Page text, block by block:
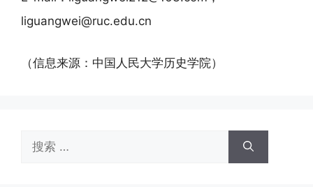
liguangwei@ruc.edu.cn
（信息来源：中国人民大学历史学院）